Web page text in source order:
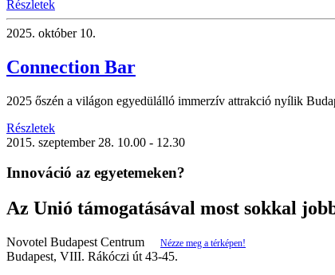
Részletek
2025. október 10.
Connection Bar
2025 őszén a világon egyedülálló immerzív attrakció nyílik
Részletek
2015. szeptember 28. 10.00 - 12.30
Innováció az egyetemeken?
Az Unió támogatásával most sokkal
Novotel Budapest Centrum Nézze meg a térképen!
Budapest, VIII. Rákóczi út 43-45.